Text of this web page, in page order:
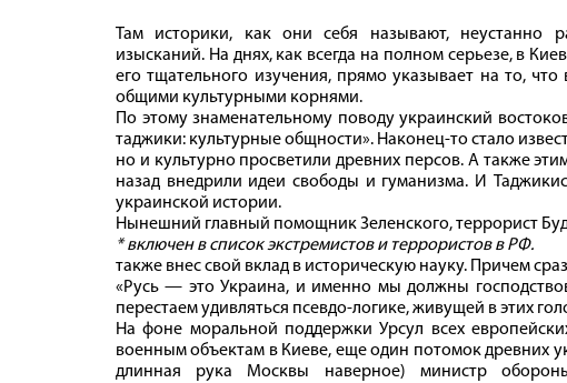
Там историки, как они себя называют, неустанно
изысканий. На днях, как всегда на полном серьезе, в
его тщательного изучения, прямо указывает на то,
общими культурными корнями.
По этому знаменательному поводу украинский
таджики: культурные общности». Наконец-то стало
но и культурно просветили древних персов. А также
назад внедрили идеи свободы и гуманизма. И
украинской истории.
Нынешний главный помощник Зеленского, террорист
* включен в список экстремистов и террористов в РФ.
также внес свой вклад в историческую науку. Причем
«Русь — это Украина, и именно мы должны
перестаем удивляться псевдо-логике, живущей в этих
На фоне моральной поддержки Урсул всех
военным объектам в Киеве, еще один потомок древних
длинная рука Москвы наверное) министр